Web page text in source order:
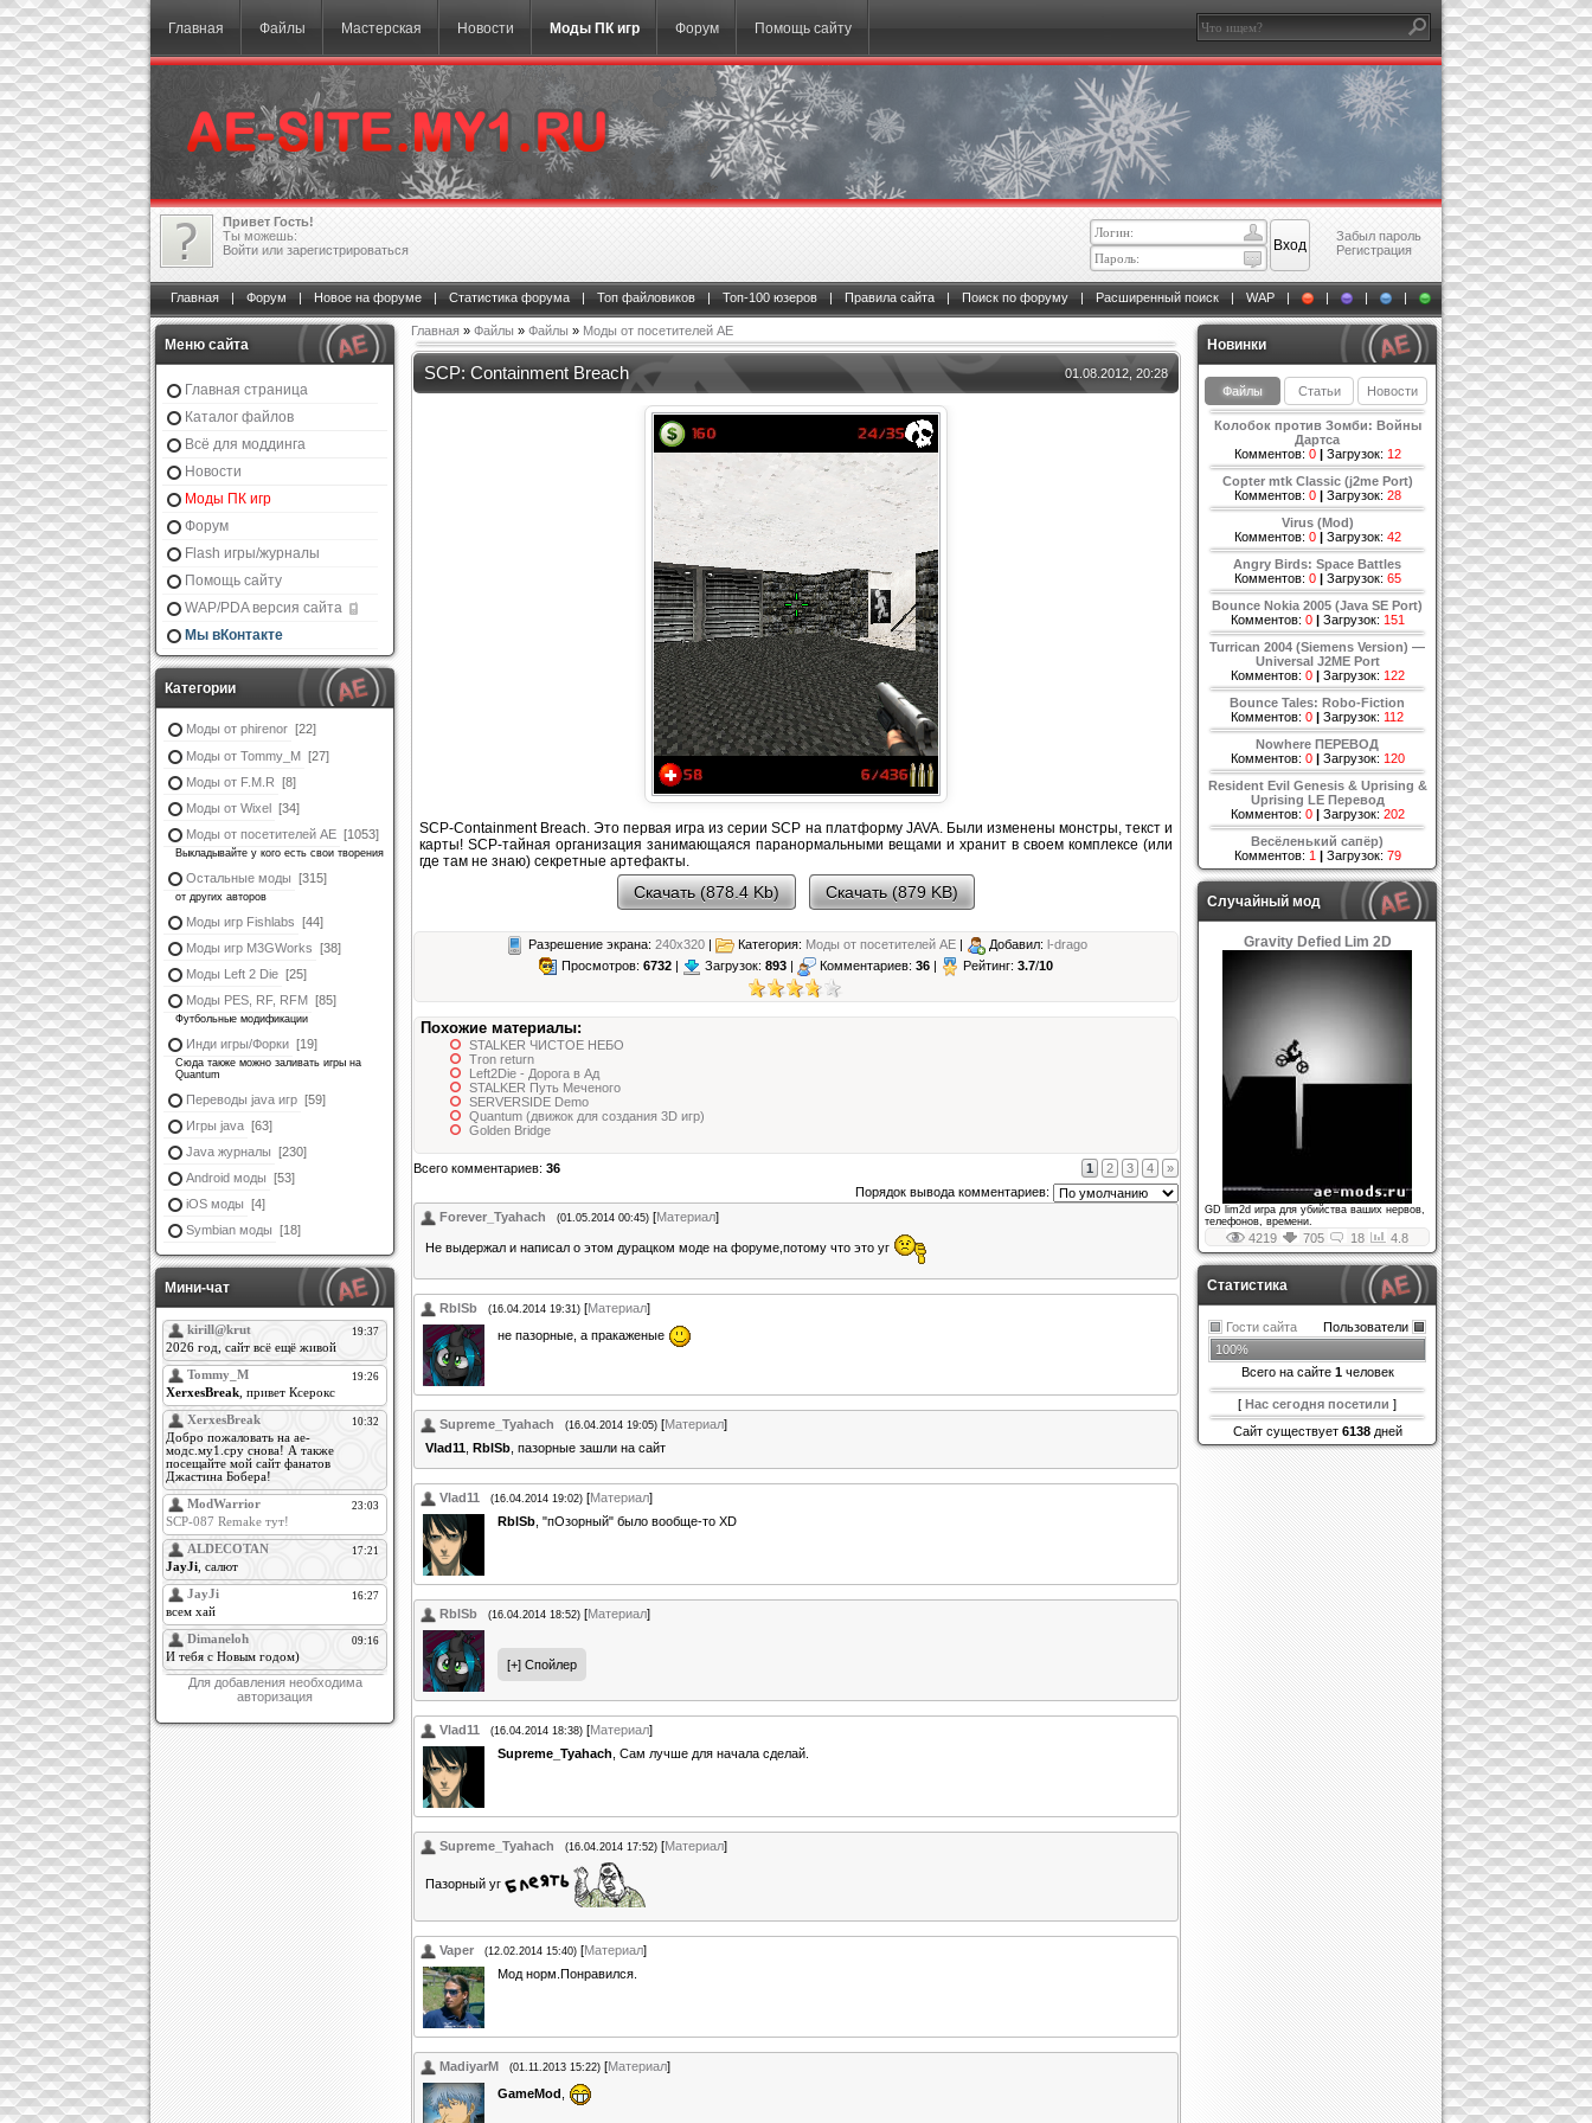
Главная Файлы Мастерская Новости Моды ПК игр Форум Помощь сайту
Привет Гость!
Ты можешь:
Войти или зарегистрироваться
Забыл пароль
Регистрация
Главная | Форум | Новое на форуме | Статистика форума | Топ файловиков | Топ-100 юзеров | Правила сайта | Поиск по форуму | Расширенный поиск | WAP | | | |
Меню сайта
Главная страница
Каталог файлов
Всё для моддинга
Новости
Моды ПК игр
Форум
Flash игры/журналы
Помощь сайту
WAP/PDA версия сайта
Мы вКонтакте
Категории
Моды от phirenor [22]
Моды от Tommy_M [27]
Моды от F.M.R [8]
Моды от Wixel [34]
Моды от посетителей АЕ [1053]
Выкладывайте у кого есть свои творения
Остальные моды [315]
от других авторов
Моды игр Fishlabs [44]
Моды игр M3GWorks [38]
Моды Left 2 Die [25]
Моды PES, RF, RFM [85]
Футбольные модификации
Инди игры/Форки [19]
Сюда также можно заливать игры на
Quantum
Переводы java игр [59]
Игры java [63]
Java журналы [230]
Android моды [53]
iOS моды [4]
Symbian моды [18]
Мини-чат
Для добавления необходима
авторизация
Главная » Файлы » Файлы » Моды от посетителей АЕ
01.08.2012, 20:28
SCP: Containment Breach
SCP-Containment Breach. Это первая игра из серии SCP на платформу JAVA. Были изменены монстры, текст и
карты! SCP-тайная организация занимающаяся паранормальными вещами и хранит в своем комплексе (или
где там не знаю) секретные артефакты.
Скачать (878.4 Kb) Скачать (879 KB)
Разрешение экрана: 240x320| Категория: Моды от посетителей АЕ| Добавил: l-drago
Просмотров: 6732 | Загрузок: 893 | Комментариев: 36 | Рейтинг: 3.7/10
Похожие материалы:
STALKER ЧИСТОЕ НЕБО
Tron return
Left2Die - Дорога в Ад
STALKER Путь Меченого
SERVERSIDE Demo
Quantum (движок для создания 3D игр)
Golden Bridge
Всего комментариев: 36 1 2 3 4
»
Порядок вывода комментариев:
Forever_Tyahach
(01.05.2014 00:45) [Материал]
Не выдержал и написал о этом дурацком моде на форуме,потому что это уг
RblSb (16.04.2014 19:31) [Материал]
не пазорные, а пракаженые
Supreme_Tyahach (16.04.2014 19:05) [Материал]
Vlad11 RblSb , пазорные зашли на сайт
Vlad11 (16.04.2014 19:02) [Материал]
RblSb , "пОзорный" было вообще-то XD
RblSb (16.04.2014 18:52) [Материал]
Vlad11 (16.04.2014 18:38) [Материал]
Supreme_Tyahach , Сам лучше для начала сделай.
Supreme_Tyahach (16.04.2014 17:52) [Материал]
Пазорный уг
Vaper (12.02.2014 15:40) [Материал]
Мод норм.Понравился.
MadiyarM (01.11.2013 15:22) [Материал]
GameMod
Новинки
Файлы Статьи Новости
Колобок против Зомби: Войны
Дартса
Комментов: 0| Загрузок: 12
Copter mtk Classic (j2me Port)
Комментов: 0| Загрузок: 28
Virus (Mod)
Комментов: 0| Загрузок: 42
Angry Birds: Space Battles
Комментов: 0| Загрузок: 65
Bounce Nokia 2005 (Java SE Port)
Комментов: 0| Загрузок: 151
Turrican 2004 (Siemens Version) —
Universal J2ME Port
Комментов: 0| Загрузок: 122
Bounce Tales: Robo-Fiction
Комментов: 0 | Загрузок: 112
Nowhere ПЕРЕВОД
Комментов: 0| Загрузок: 120
Resident Evil Genesis & Uprising &
Uprising LE Перевод
Комментов: 0| Загрузок: 202
Весёленький сапёр)
Комментов: 1 | Загрузок: 79
Случайный мод
Gravity Defied Lim 2D
GD lim2d игра для убийства ваших нервов,
телефонов, времени.
4219 705 18 4.8
Статистика
Пользователи
Гости сайта
100%
Всего на сайте 1человек
[ Нас сегодня посетили ]
Сайт существует 6138дней